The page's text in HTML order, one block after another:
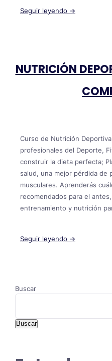
Seguir leyendo →
NUTRICIÓN
Curso de Nutrición
profesionales del Deporte,
construir la dieta perfecta;
salud, una mejor pérdida de
musculares. Aprenderás
recomendados para el
entrenamiento y nutrición
Seguir leyendo →
Buscar
Buscar